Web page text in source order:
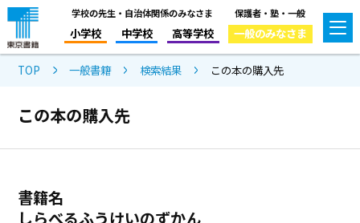
学校の先生・自治体関係のみなさま
小学校 中学校 高等学校
保護者・塾・一般
一般のみなさま
TOP 一般書籍 検索結果 この本の購入先
この本の購入先
書籍名
しらべるふうけいのずかん